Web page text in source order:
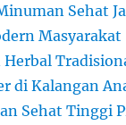
Sehat
Masyarakat
di Kalangan
Sehat Tinggi